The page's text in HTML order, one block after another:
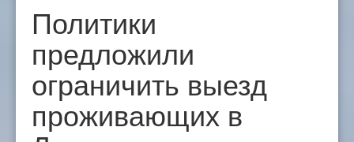
Политики
предложили
ограничить выезд
проживающих в